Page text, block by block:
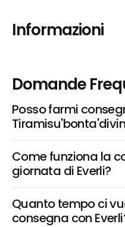
Informazioni
Domande
Posso farmi
Come funziona la
giornata di Everli?
Quanto tempo ci
consegna con